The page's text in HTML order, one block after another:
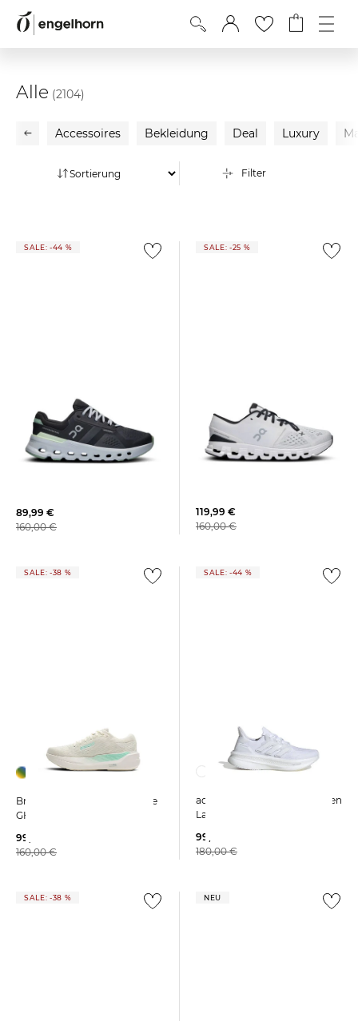
Alle (2104)
Accessoires Bekleidung Deal Luxury
Filter
SALE: -44 %
89,99 €
160,00 €
SALE: -25 %
119,99 €
160,00 €
SALE: -38 %
Brooks | Damen Laufschuhe
GHOST MAX 3
99,99 €
160,00 €
SALE: -44 %
adidas Performance | Damen
Laufschuhe ULTRABOOST 5
99,99 €
180,00 €
SALE: -38 % NEU